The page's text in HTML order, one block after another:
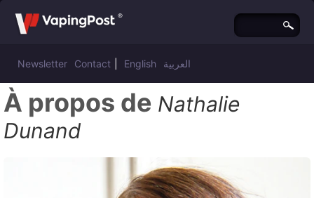
Newsletter Contact English العربية
À propos de Nathalie
Dunand